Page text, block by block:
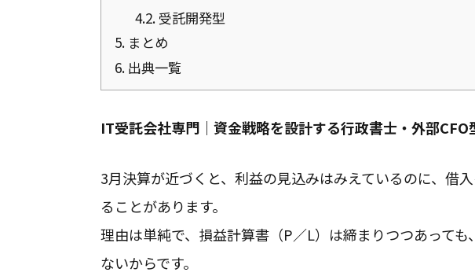
4.2.受託開発型
5. まとめ
6. 出典一覧
IT受託会社専門｜資金戦略を設計する行政書士・外部CFO
3月決算が近づくと、利益の見込みはみえているのに、借
ることがあります。
理由は単純で、損益計算書（P／L）は締まりつつあって
ないからです。